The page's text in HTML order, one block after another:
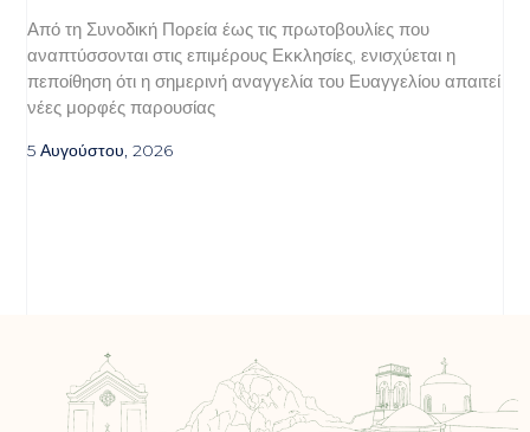
Από τη Συνοδική Πορεία έως τις πρωτοβουλίες που
αναπτύσσονται στις επιμέρους Εκκλησίες, ενισχύεται η
πεποίθηση ότι η σημερινή αναγγελία του Ευαγγελίου απαιτεί
νέες μορφές παρουσίας
5 Αυγούστου, 2026